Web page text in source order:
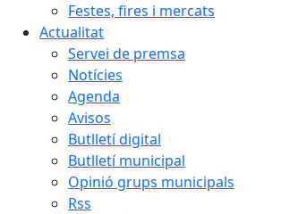
Festes, fires i mercats
Actualitat
Servei de premsa
Notícies
Agenda
Avisos
Butlletí digital
Butlletí municipal
Opinió grups municipals
Rss